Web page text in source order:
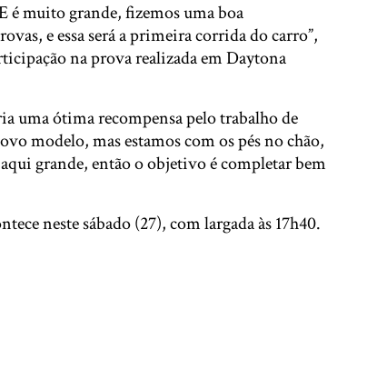
muito grande, fizemos uma boa
e essa será a primeira corrida do carro”,
na prova realizada em Daytona
uma ótima recompensa pelo trabalho de
modelo, mas estamos com os pés no chão,
grande, então o objetivo é completar bem
neste sábado (27), com largada às 17h40.